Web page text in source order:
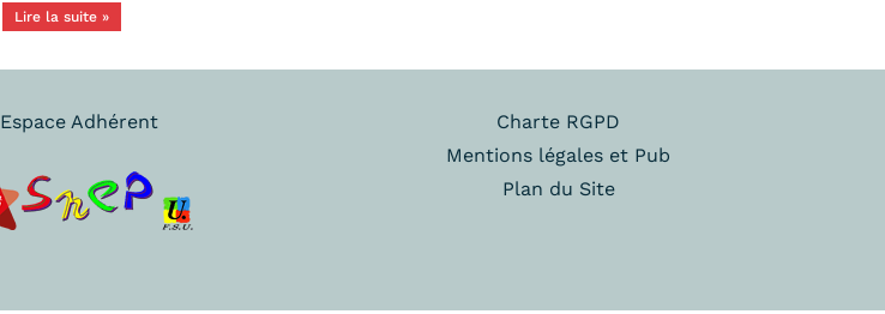
Lire la suite »
Espace Adhérent
Charte RGPD
Mentions légales et Pub
Plan du Site